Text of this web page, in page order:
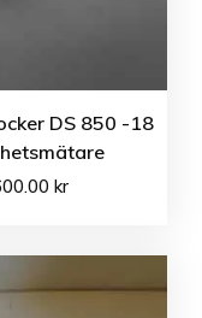
DS 850 -18
kr